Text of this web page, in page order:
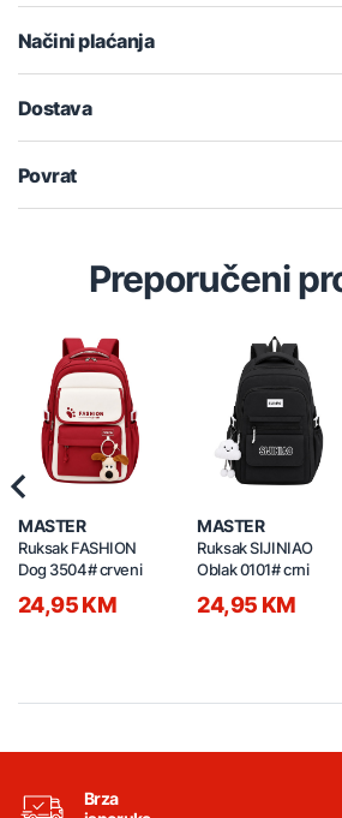
Načini plaćanja
Dostava
Povrat
Preporučeni
MASTER
Ruksak FASHION
Dog 3504# crveni
24,95 KM
MASTER
Ruksak SIJINIAO
Oblak 0101# crni
24,95 KM
Brza